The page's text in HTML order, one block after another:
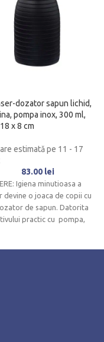
dozator sapun lichid,
pompa inox, 300 ml,
x 8 cm
estimată pe 11 - 17
83.00 lei
Igiena minutioasa a
devine o joaca de copii cu
de sapun. Datorita
practic cu pompa,